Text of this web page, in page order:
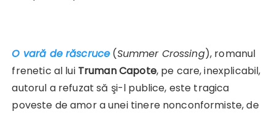
O vară de răscruce (Summer Crossing), romanul
frenetic al lui Truman Capote, pe care, inexplicabil,
autorul a refuzat să şi-l publice, este tragica
poveste de amor a unei tinere nonconformiste, de